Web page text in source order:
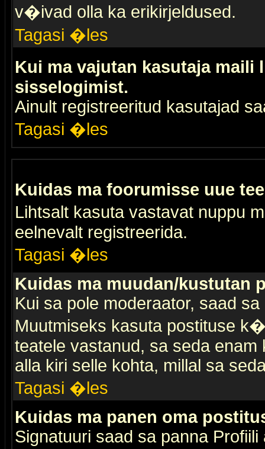
v�ivad olla ka erikirjeldused.
Tagasi �les
Kui ma vajutan kasutaja
sisselogimist.
Ainult registreeritud kasutajad
Tagasi �les
Kuidas ma foorumisse uue
Lihtsalt kasuta vastavat nuppu
eelnevalt registreerida.
Tagasi �les
Kuidas ma muudan/kustutan
Kui sa pole moderaator, saad
Muutmiseks kasuta postituse
teatele vastanud, sa seda
alla kiri selle kohta, millal sa
Tagasi �les
Kuidas ma panen oma
Signatuuri saad sa panna Profiili